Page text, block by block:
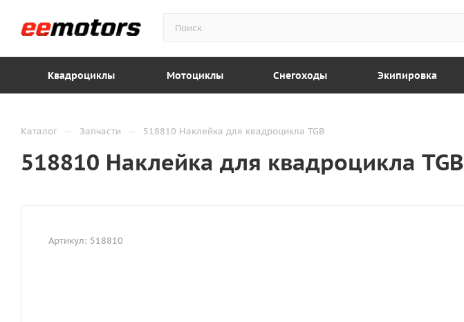
Квадроциклы Мотоциклы Снегоходы Экипировка
Каталог — Запчасти — 518810 Наклейка для квадроцикла TGB
518810 Наклейка для квадроцикла TGB
Артикул: 518810